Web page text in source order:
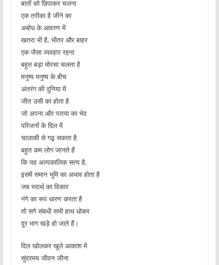
बातों को छिपाकर चलना
एक तरीका है जीने का
अबोध के आवरण में
खतरा भी है, भीतर और बाहर
एक जैसा व्यवहार रहना
बहुत बड़ा मोरचा चलता है
मनुष्य मनुष्य के बीच
अंतरंग की दुनिया में
जीत उसी का होता है
जो अपना और पराया का भेद
परिजनों के दिल में
चालाकी से गढ़़ सकता है
बहुत कम लोग जानते हैं
कि यह अल्पकालिक सत्य है,
इसमें समान भूमि का अभाव होता है
जब स्वार्थ का विकार
नंगे का रूप धारण करता है
तो सगे संबधी सभी हाथ धोकर
दूर भाग खड़े हो जाते हैं।
दिल खोलकर खुले आकाश में
सुंदरमय जीवन जीना